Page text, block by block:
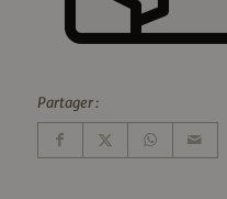
Partager :